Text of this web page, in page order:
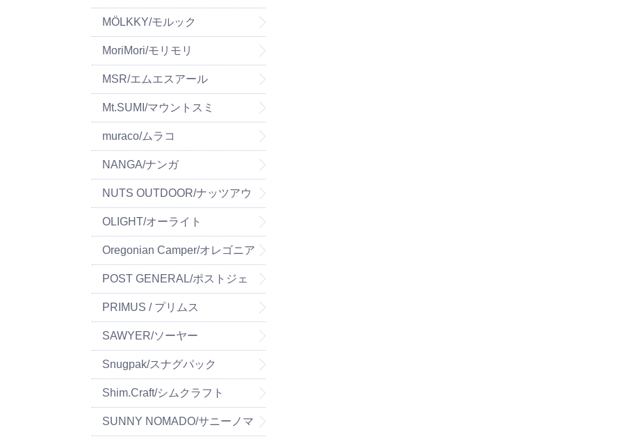
MÖLKKY/モルック
MoriMori/モリモリ
MSR/エムエスアール
Mt.SUMI/マウントスミ
muraco/ムラコ
NANGA/ナンガ
NUTS OUTDOOR/ナッツアウ
トドア
OLIGHT/オーライト
Oregonian Camper/オレゴニア
ンキャンパー
POST GENERAL/ポストジェ
ネラル
PRIMUS / プリムス
SAWYER/ソーヤー
Snugpak/スナグパック
Shim.Craft/シムクラフト
SUNNY NOMADO/サニーノマ